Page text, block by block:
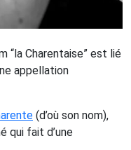
“la Charentaise” est lié
appellation
(d’où son nom),
qui fait d’une